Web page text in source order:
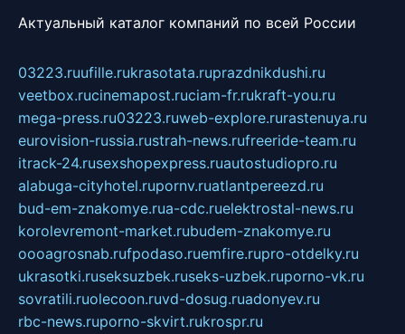
Актуальный каталог компаний по всей России
03223.ruufille.rukrasotata.ruprazdnikdushi.ru
veetbox.rucinemapost.ruciam-fr.rukraft-you.ru
mega-press.ru03223.ruweb-explore.rurastenuya.ru
eurovision-russia.rustrah-news.rufreeride-team.ru
itrack-24.rusexshopexpress.ruautostudiopro.ru
alabuga-cityhotel.rupornv.ruatlantpereezd.ru
bud-em-znakomye.rua-cdc.ruelektrostal-news.ru
korolevremont-market.rubudem-znakomye.ru
oooagrosnab.rufpodaso.ruemfire.rupro-otdelky.ru
ukrasotki.ruseksuzbek.ruseks-uzbek.ruporno-vk.ru
sovratili.ruolecoon.ruvd-dosug.ruadonyev.ru
rbc-news.ruporno-skvirt.rukrospr.ru